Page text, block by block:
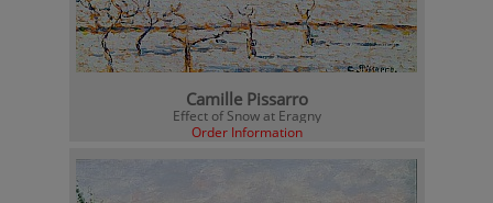
Camille Pissarro
Effect of Snow at Eragny
Order Information